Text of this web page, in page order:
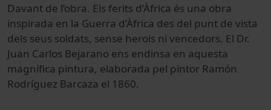
Davant de l’obra. Els ferits d’Àfrica és una obra
inspirada en la Guerra d’Àfrica des del punt de vista
dels seus soldats, sense herois ni vencedors. El Dr.
Juan Carlos Bejarano ens endinsa en aquesta
magnífica pintura, elaborada pel pintor Ramón
Rodríguez Barcaza el 1860.